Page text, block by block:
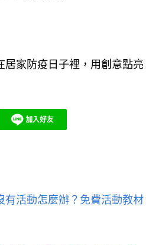
居家防疫日子裡，用創意點亮
有活動怎麼辦？免費活動教材